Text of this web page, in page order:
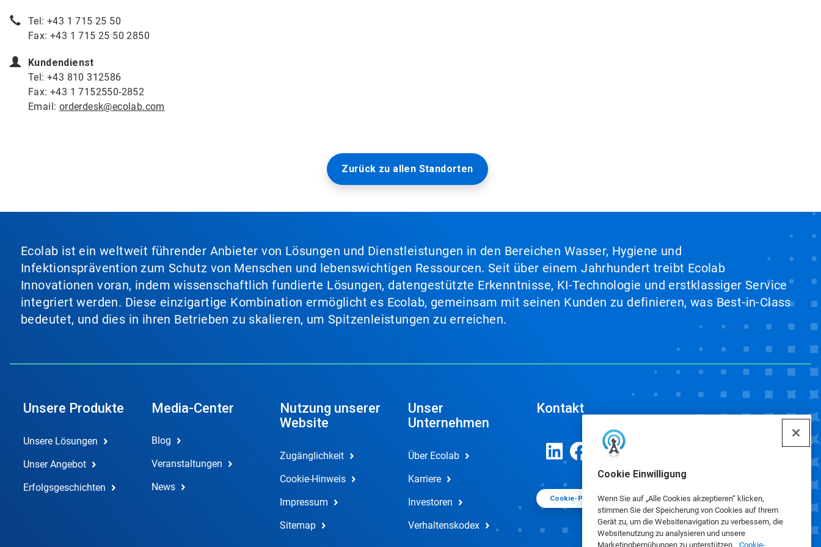
Cookie Einwilligung
Wenn Sie auf „Alle Cookies akzeptieren“ klicken,
stimmen Sie der Speicherung von Cookies auf Ihrem
Gerät zu, um die Websitenavigation zu verbessern, die
Websitenutzung zu analysieren und unsere
Marketingbemühungen zu unterstützen. Cookie-
Tel: +43 1 715 25 50
Fax: +43 1 715 25 50 2850
Kundendienst
Tel: +43 810 312586
Fax: +43 1 7152550-2852
Email: orderdesk@ecolab.com
Zurück zu allen Standorten
Ecolab ist ein weltweit führender Anbieter von Lösungen und Dienstleistungen in den Bereichen Wasser, Hygiene und
Infektionsprävention zum Schutz von Menschen und lebenswichtigen Ressourcen. Seit über einem Jahrhundert treibt Ecolab
Innovationen voran, indem wissenschaftlich fundierte Lösungen, datengestützte Erkenntnisse, KI-Technologie und erstklassiger Service
integriert werden. Diese einzigartige Kombination ermöglicht es Ecolab, gemeinsam mit seinen Kunden zu definieren, was Best-in-Class
bedeutet, und dies in ihren Betrieben zu skalieren, um Spitzenleistungen zu erreichen.
Unsere Produkte
Unsere Lösungen
Unser Angebot
Erfolgsgeschichten
Media-Center
Blog
Veranstaltungen
News
Nutzung unserer
Website
Zugänglichkeit
Cookie-Hinweis
Impressum
Sitemap
Unser
Unternehmen
Über Ecolab
Karriere
Investoren
Verhaltenskodex
Kontakt
Cookie-Präferenzen